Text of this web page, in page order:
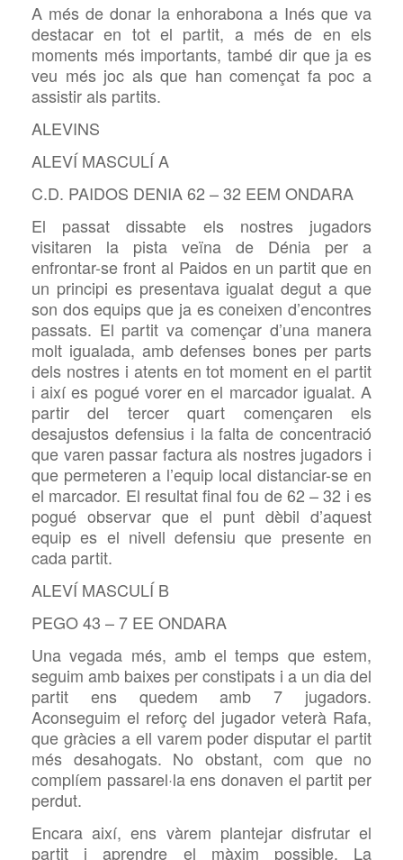
A més de donar la enhorabona a Inés que va
destacar en tot el partit, a més de en els
moments més importants, també dir que ja es
veu més joc als que han començat fa poc a
assistir als partits.
ALEVINS
ALEVÍ MASCULÍ A
C.D. PAIDOS DENIA 62 – 32 EEM ONDARA
El passat dissabte els nostres jugadors
visitaren la pista veïna de Dénia per a
enfrontar-se front al Paidos en un partit que en
un principi es presentava igualat degut a que
son dos equips que ja es coneixen d’encontres
passats. El partit va començar d’una manera
molt igualada, amb defenses bones per parts
dels nostres i atents en tot moment en el partit
i així es pogué vorer en el marcador igualat. A
partir del tercer quart començaren els
desajustos defensius i la falta de concentració
que varen passar factura als nostres jugadors i
que permeteren a l’equip local distanciar-se en
el marcador. El resultat final fou de 62 – 32 i es
pogué observar que el punt dèbil d’aquest
equip es el nivell defensiu que presente en
cada partit.
ALEVÍ MASCULÍ B
PEGO 43 – 7 EE ONDARA
Una vegada més, amb el temps que estem,
seguim amb baixes per constipats i a un dia del
partit ens quedem amb 7 jugadors.
Aconseguim el reforç del jugador veterà Rafa,
que gràcies a ell varem poder disputar el partit
més desahogats. No obstant, com que no
complíem passarel·la ens donaven el partit per
perdut.
Encara així, ens vàrem plantejar disfrutar el
partit i aprendre el màxim possible. La